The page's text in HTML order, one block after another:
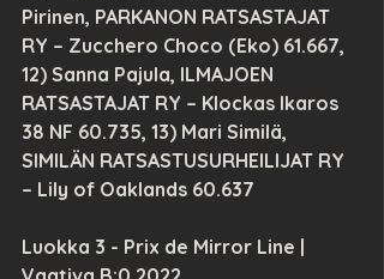
Pirinen, PARKANON RATSASTAJAT
RY – Zucchero Choco (Eko) 61.667,
12) Sanna Pajula, ILMAJOEN
RATSASTAJAT RY – Klockas Ikaros
38 NF 60.735, 13) Mari Similä,
SIMILÄN RATSASTUSURHEILIJAT RY
– Lily of Oaklands 60.637
Luokka 3 - Prix de Mirror Line |